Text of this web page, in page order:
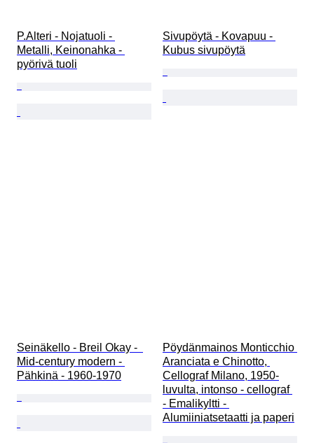
P.Alteri - Nojatuoli -
Metalli, Keinonahka -
pyörivä tuoli
Sivupöytä - Kovapuu -
Kubus sivupöytä
Seinäkello - Breil Okay -
Mid-century modern -
Pähkinä - 1960-1970
Pöydänmainos Monticchio
Aranciata e Chinotto,
Cellograf Milano, 1950-
luvulta, intonso - cellograf
- Emalikyltti -
Alumiiniatsetaatti ja paperi